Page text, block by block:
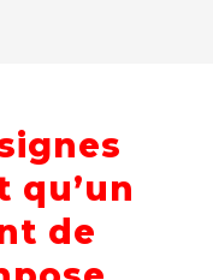
qu’un
de